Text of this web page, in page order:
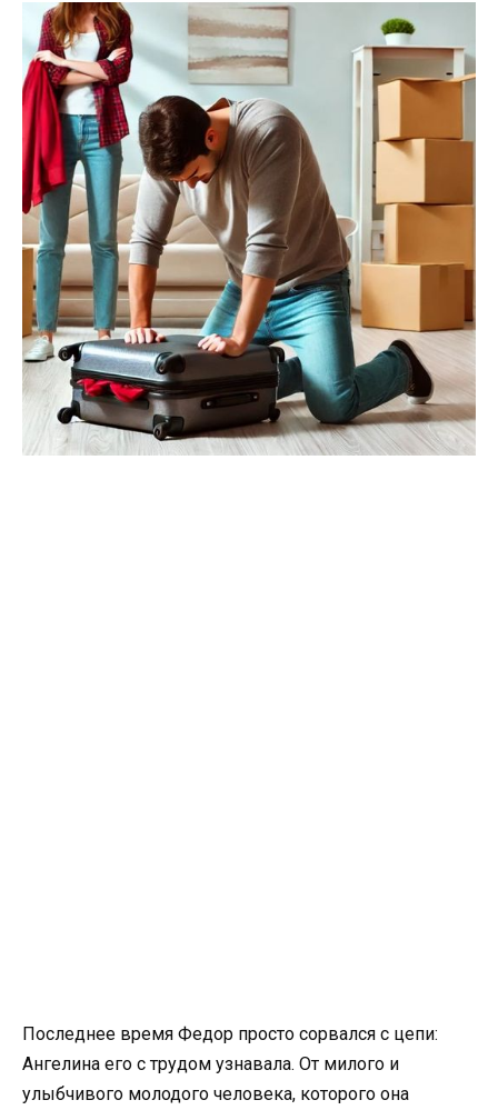
Последнее время Федор просто сорвался с цепи:
Ангелина его с трудом узнавала. От милого и
улыбчивого молодого человека, которого она